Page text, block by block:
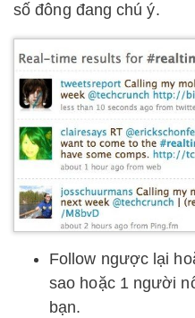
số đông đang chú ý.
Follow ngược lại
sao hoặc 1 người
bạn.